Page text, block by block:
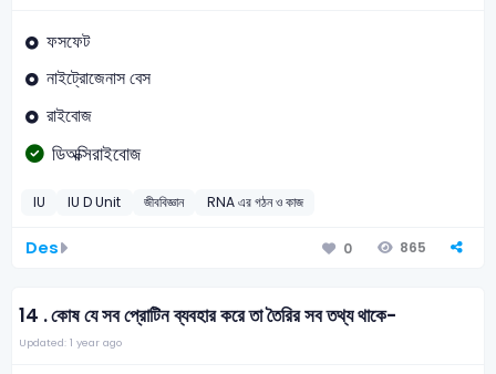
ফসফেট
নাইট্রোজেনাস বেস
রাইবোজ
ডিঅক্সিরাইবোজ
IU IU D Unit জীববিজ্ঞান RNA এর গঠন ও কাজ
Des 0 865
14 .কোষ যে সব প্রোটিন ব্যবহার করে তা তৈরির সব তথ্য থাকে-
Updated: 1 year ago